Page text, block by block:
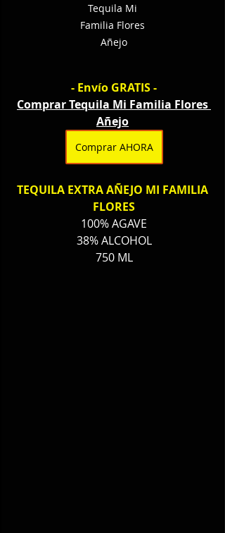
Tequila Mi
Familia Flores
Añejo
- Envío GRATIS -
Comprar Tequila Mi Familia Flores
Añejo
Comprar AHORA
TEQUILA EXTRA AÑEJO MI FAMILIA
FLORES
100% AGAVE
38% ALCOHOL
750 ML